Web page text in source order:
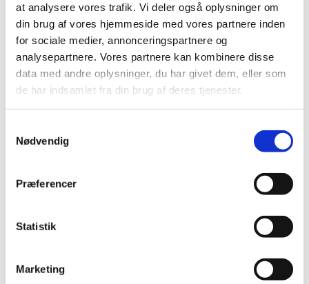
at analysere vores trafik. Vi deler også oplysninger om
din brug af vores hjemmeside med vores partnere inden
for sociale medier, annonceringspartnere og
analysepartnere. Vores partnere kan kombinere disse
data med andre oplysninger, du har givet dem, eller som
de har indsamlet fra din brug af deres tjenester.
Nødvendig
Præferencer
Statistik
Marketing
Vare lagt i kurv
Shop videre Til kurv
Har du husket tilbehør?
Modtag nyheder på mail når vi har nye varer eller konkurrencer.